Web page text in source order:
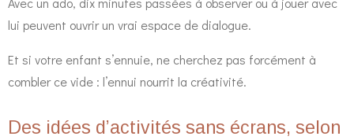
lui peuvent ouvrir un vrai espace de dialogue.
Et si votre enfant s’ennuie, ne cherchez pas forcément à
combler ce vide : l’ennui nourrit la créativité.
Des idées d’activités sans écrans, selon